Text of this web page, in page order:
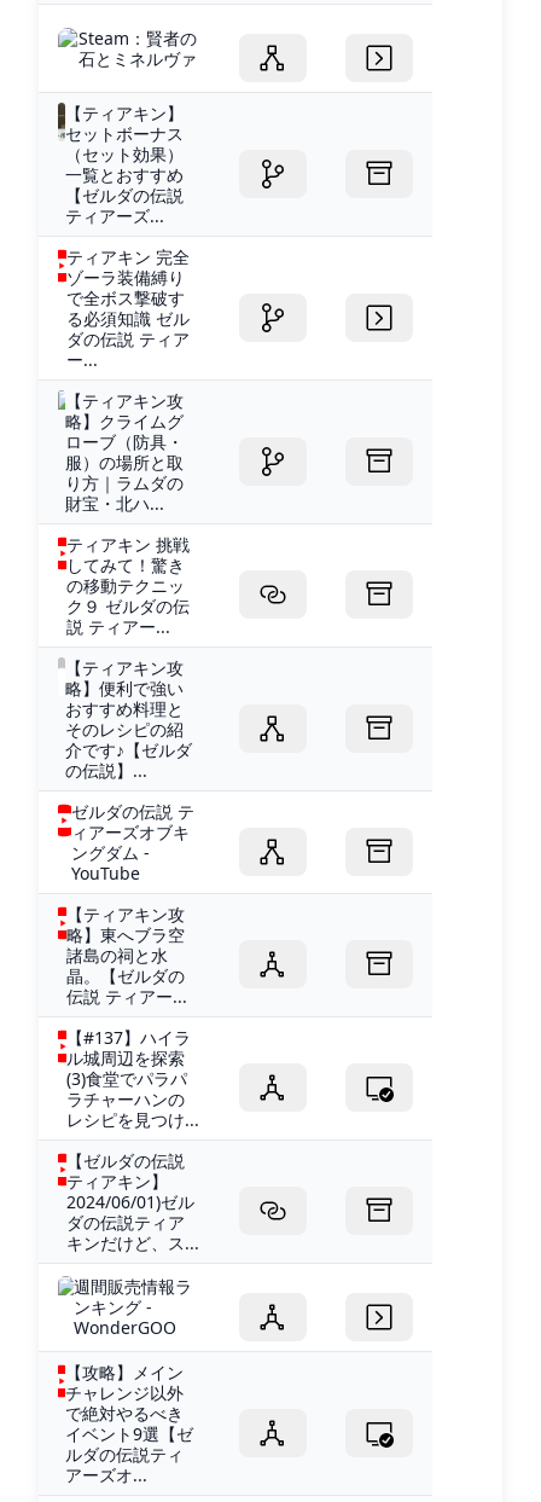
Steam：賢者の
石とミネルヴァ
【ティアキン】
セットボーナス
（セット効果）
一覧とおすすめ
【ゼルダの伝説
ティアーズ...
ティアキン 完全
ゾーラ装備縛り
で全ボス撃破す
る必須知識 ゼル
ダの伝説 ティア
ー...
【ティアキン攻
略】クライムグ
ローブ（防具・
服）の場所と取
り方｜ラムダの
財宝・北ハ...
ティアキン 挑戦
してみて！驚き
の移動テクニッ
ク９ ゼルダの伝
説 ティアー...
【ティアキン攻
略】便利で強い
おすすめ料理と
そのレシピの紹
介です♪【ゼルダ
の伝説】...
ゼルダの伝説 テ
ィアーズオブキ
ングダム -
YouTube
【ティアキン攻
略】東へブラ空
諸島の祠と水
晶。【ゼルダの
伝説 ティアー...
【#137】ハイラ
ル城周辺を探索
(3)食堂でパラパ
ラチャーハンの
レシピを見つけ...
【ゼルダの伝説
ティアキン】
2024/06/01)ゼル
ダの伝説ティア
キンだけど、ス...
週間販売情報ラ
ンキング -
WonderGOO
【攻略】メイン
チャレンジ以外
で絶対やるべき
イベント9選【ゼ
ルダの伝説ティ
アーズオ...